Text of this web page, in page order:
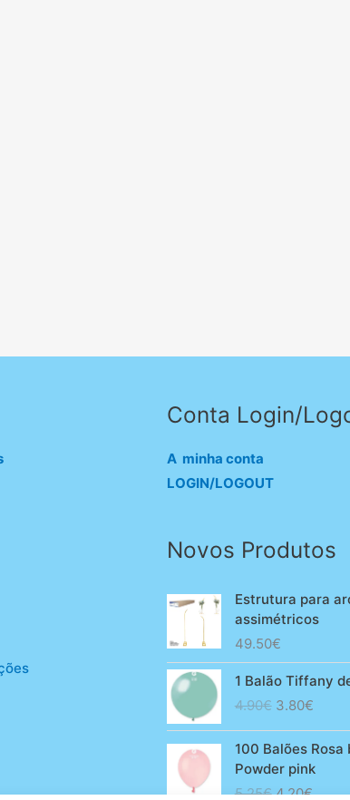
Conta Login/
A minha conta
LOGIN/LOGOUT
Novos Produtos
Estrutura para
assimétricos
49.50€
1 Balão Tiffany
4.90€ O
original
era:
4.90€.
3.80€O
atual
é:
100 Balões Rosa
Powder pink
5.25€O
4.20€O